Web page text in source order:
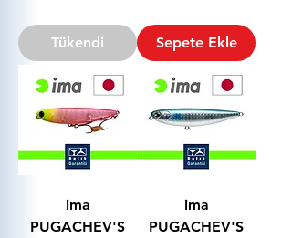
Tükendi Sepete Ekle
ima
PUGACHEV'S
ima
PUGACHEV'S